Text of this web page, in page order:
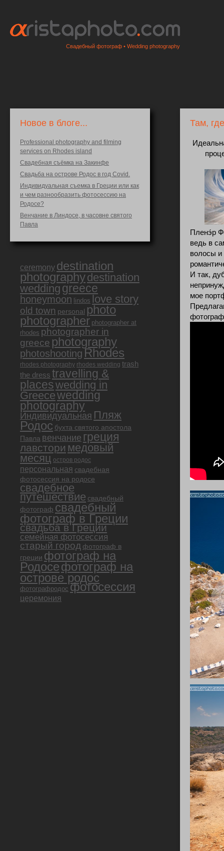
Свадебный фотограф • Wedding photography
Там,
Пленэ́р
ведь в
волосы и
И так,
мое
Новое в блоге...
Professional photography and filming
services on Rhodes island
Свадебная съёмка на Закинфе
Свадьба на острове Родос в год Covid.
Индивидуальная съемка в Греции или как
и чем разнообразить фотосессию на
Родосе?
Венчание в Линдосе, в часовне святого
Павла
ceremony destination
photographydestination
wedding greece
honeymoon lindos love story
old town personal photo
photographer photographer at
rhodes photographer in
greece photography
photoshootingRhodes
rhodes photography rhodes wedding trash
the dress travelling &
placeswedding in
Greecewedding
photography
Индивидуальная Пляж
Родос бухта святого апостола
Павла венчание греция
лавстори медовый
месяц остров родос
персональная свадебная
фотосессия на родосе
свадебное
путешествие свадебный
фотограф свадебный
фотограф в Греции
свадьба в Греции
семейная фотосессия
старый город фотограф в
греции фотограф на
Родосефотограф на
острове родос
фотографродос фотосессия
церемония